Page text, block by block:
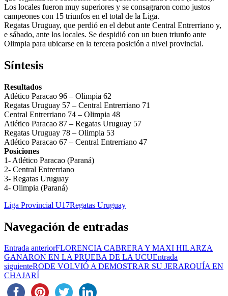
Los locales fueron muy superiores y se consagraron como justos
campeones con 15 triunfos en el total de la Liga.
Regatas Uruguay, que perdió en el debut ante Central Entrerriano y,
e sábado, ante los locales. Se despidió con un buen triunfo ante
Olimpia para ubicarse en la tercera posición a nivel provincial.
Síntesis
Resultados
Atlético Paracao 96 – Olimpia 62
Regatas Uruguay 57 – Central Entrerriano 71
Central Entrerriano 74 – Olimpia 48
Atlético Paracao 87 – Regatas Uruguay 57
Regatas Uruguay 78 – Olimpia 53
Atlético Paracao 67 – Central Entrerriano 47
Posiciones
1- Atlético Paracao (Paraná)
2- Central Entrerriano
3- Regatas Uruguay
4- Olimpia (Paraná)
Liga Provincial U17Regatas Uruguay
Navegación de entradas
Entrada anteriorFLORENCIA CABRERA Y MAXI HILARZA
GANARON EN LA PRUEBA DE LA UCUEntrada
siguienteRODE VOLVIÓ A DEMOSTRAR SU JERARQUÍA EN
CHAJARÍ